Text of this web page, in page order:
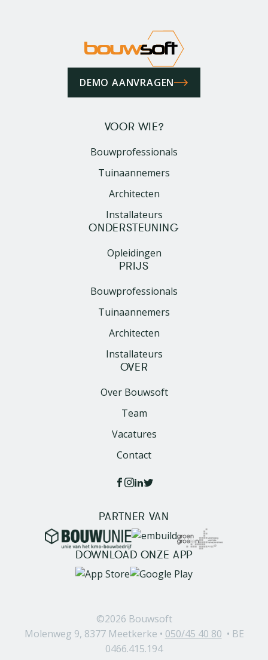
DEMO AANVRAGEN
VOOR WIE?
Bouwprofessionals
Tuinaannemers
Architecten
Installateurs
ONDERSTEUNING
Opleidingen
PRIJS
Bouwprofessionals
Tuinaannemers
Architecten
Installateurs
OVER
Over Bouwsoft
Team
Vacatures
Contact
PARTNER VAN
Image Image Image
DOWNLOAD ONZE APP
Image Image
©2026 Bouwsoft
Molenweg 9, 8377 Meetkerke • 050/45 40 80 • BE
0466.415.194